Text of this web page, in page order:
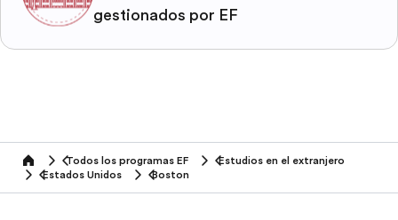
gestionados por EF
home Todos los programas EF
Estudios en el extranjero
Estados Unidos
Boston